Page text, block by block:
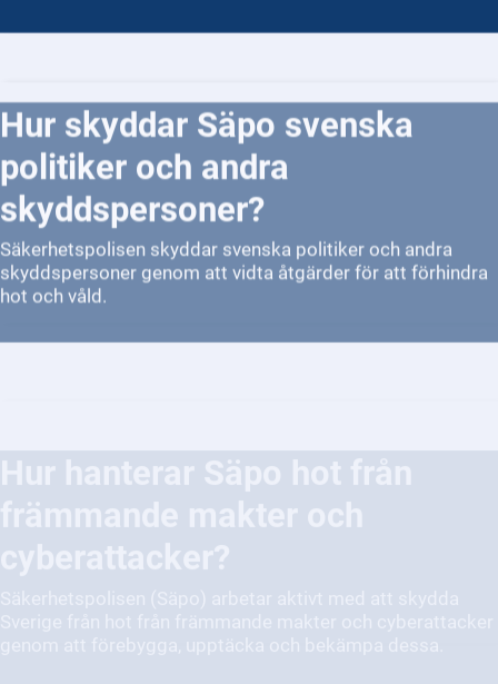
politiker och andra
skyddspersoner?
Säkerhetspolisen skyddar svenska politiker och andra
skyddspersoner genom att vidta åtgärder för att förhindra
hot och våld.
cyberattacker?
Säkerhetspolisen (Säpo) arbetar aktivt med att skydda
Sverige från hot från främmande makter och cyberattacker